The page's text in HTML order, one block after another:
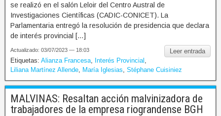
se realizó en el salón Leloir del Centro Austral de
Investigaciones Científicas (CADIC-CONICET). La
Parlamentaria entregó la resolución de presidencia que declara
de interés provincial […]
Leer entrada
Actualizado: 03/07/2023 — 18:03
Etiquetas: Alianza Francesa Interés Provincial
Liliana Martínez Allende
María Iglesias Stéphane Cuisiniez
MALVINAS: Resaltan acción malvinizadora de
trabajadores de la empresa riograndense BGH